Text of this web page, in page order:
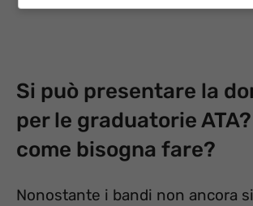
Si può presentare la
per le graduatorie
come bisogna fare?
Nonostante i bandi non ancora